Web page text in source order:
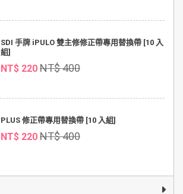
SDI 手牌 iPULO 雙主修修正帶專用替換帶 [10 入
組]
NT$ 220 NT$ 400
PLUS 修正帶專用替換帶 [10 入組]
NT$ 220 NT$ 400